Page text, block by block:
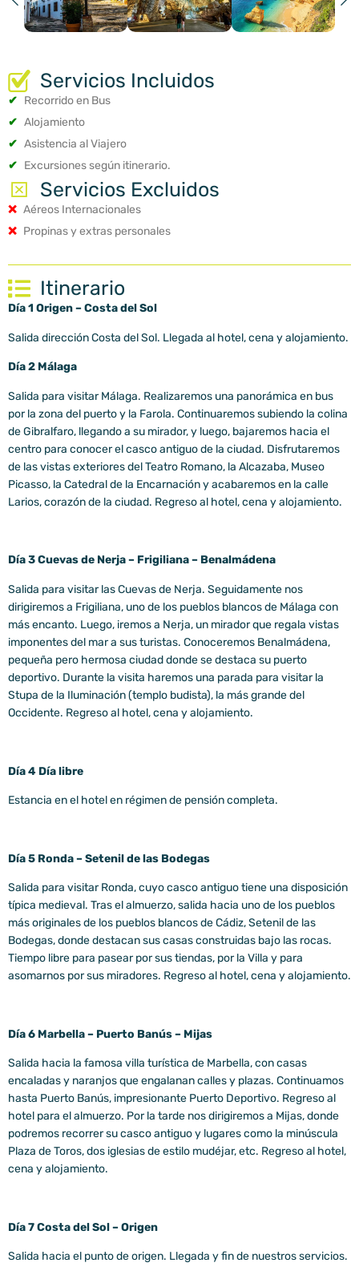
Servicios Incluidos
✔ Recorrido en Bus
✔ Alojamiento
✔ Asistencia al Viajero
✔ Excursiones según itinerario.
Servicios Excluidos
❌ Aéreos Internacionales
❌ Propinas y extras personales
Itinerario
Día 1 Origen – Costa del Sol
Salida dirección Costa del Sol. Llegada al hotel, cena y alojamiento.
Día 2 Málaga
Salida para visitar Málaga. Realizaremos una panorámica en bus
por la zona del puerto y la Farola. Continuaremos subiendo la colina
de Gibralfaro, llegando a su mirador, y luego, bajaremos hacia el
centro para conocer el casco antiguo de la ciudad. Disfrutaremos
de las vistas exteriores del Teatro Romano, la Alcazaba, Museo
Picasso, la Catedral de la Encarnación y acabaremos en la calle
Larios, corazón de la ciudad. Regreso al hotel, cena y alojamiento.
Día 3 Cuevas de Nerja – Frigiliana – Benalmádena
Salida para visitar las Cuevas de Nerja. Seguidamente nos
dirigiremos a Frigiliana, uno de los pueblos blancos de Málaga con
más encanto. Luego, iremos a Nerja, un mirador que regala vistas
imponentes del mar a sus turistas. Conoceremos Benalmádena,
pequeña pero hermosa ciudad donde se destaca su puerto
deportivo. Durante la visita haremos una parada para visitar la
Stupa de la Iluminación (templo budista), la más grande del
Occidente. Regreso al hotel, cena y alojamiento.
Día 4 Día libre
Estancia en el hotel en régimen de pensión completa.
Día 5 Ronda – Setenil de las Bodegas
Salida para visitar Ronda, cuyo casco antiguo tiene una disposición
típica medieval. Tras el almuerzo, salida hacia uno de los pueblos
más originales de los pueblos blancos de Cádiz, Setenil de las
Bodegas, donde destacan sus casas construidas bajo las rocas.
Tiempo libre para pasear por sus tiendas, por la Villa y para
asomarnos por sus miradores. Regreso al hotel, cena y alojamiento.
Día 6 Marbella – Puerto Banús – Mijas
Salida hacia la famosa villa turística de Marbella, con casas
encaladas y naranjos que engalanan calles y plazas. Continuamos
hasta Puerto Banús, impresionante Puerto Deportivo. Regreso al
hotel para el almuerzo. Por la tarde nos dirigiremos a Mijas, donde
podremos recorrer su casco antiguo y lugares como la minúscula
Plaza de Toros, dos iglesias de estilo mudéjar, etc. Regreso al hotel,
cena y alojamiento.
Día 7 Costa del Sol – Origen
Salida hacia el punto de origen. Llegada y fin de nuestros servicios.